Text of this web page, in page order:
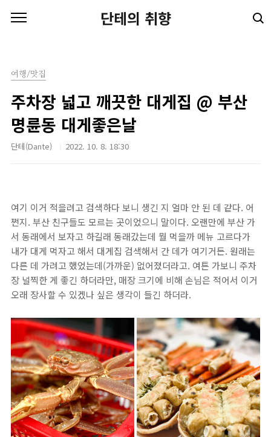
단테의 취향
여행/맛집
주차장 넓고 깨끗한 대게집 @ 부산
명륜동 대게좋은날
단테(Dante) 2022. 10. 8. 18:30
여기 이거 적을려고 검색하다 보니 생긴 지 얼마 안 된 데 같다. 어
쩐지. 부산 친구들도 모르는 곳이었으니 말이다. 오랜만에 부산 가
서 동래에서 보자고 하길래 동래갔는데 뭘 먹을까 메뉴 고르다가
내가 대게 먹자고 해서 대게집 검색해서 간 데가 여기거든. 원래는
다른 데 가려고 했었는데(가까운) 없어졌더라고. 여튼 가보니 주차
장 널찍한 게 좋긴 하더라만, 매장 크기에 비해 손님은 적어서 이거
오래 장사할 수 있겠나 싶은 생각이 들긴 하더라.